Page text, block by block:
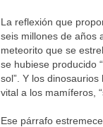
La reflexión que
seis millones de años
meteorito que se
se hubiese producido
sol”. Y los
vital a los mamíferos,
Ese párrafo